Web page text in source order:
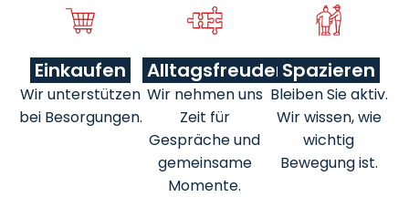
Einkaufen
Wir unterstützen
bei Besorgungen.
Alltagsfreuden
Wir nehmen uns
Zeit für
Gespräche und
gemeinsame
Momente.
Spazieren
Bleiben Sie aktiv.
Wir wissen, wie
wichtig
Bewegung ist.